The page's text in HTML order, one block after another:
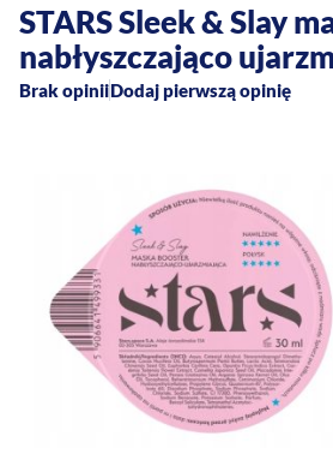
STARS Sleek & Slay
nabłyszczająco
Brak opiniiDodaj pierwszą opinię